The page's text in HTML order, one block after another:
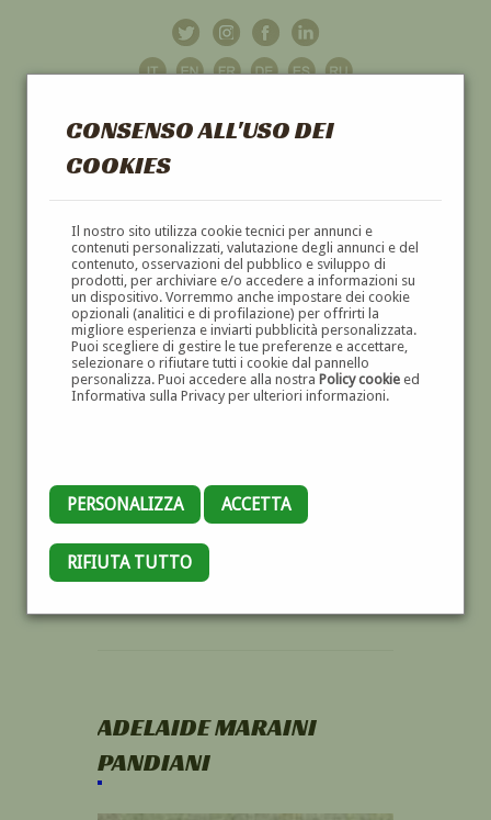
CONSENSO ALL'USO DEI
COOKIES
Il nostro sito utilizza cookie tecnici per annunci e
contenuti personalizzati, valutazione degli annunci e del
contenuto, osservazioni del pubblico e sviluppo di
prodotti, per archiviare e/o accedere a informazioni su
un dispositivo. Vorremmo anche impostare dei cookie
opzionali (analitici e di profilazione) per offrirti la
migliore esperienza e inviarti pubblicità personalizzata.
Puoi scegliere di gestire le tue preferenze e accettare,
selezionare o rifiutare tutti i cookie dal pannello
personalizza. Puoi accedere alla nostra Policy cookieed
Informativa sulla Privacy per ulteriori informazioni.
PERSONALIZZA ACCETTA
RIFIUTA TUTTO
GALLERIAD'ARTE
DIPINTI E SCULTURE '800 E '900
ADELAIDE MARAINI
PANDIANI